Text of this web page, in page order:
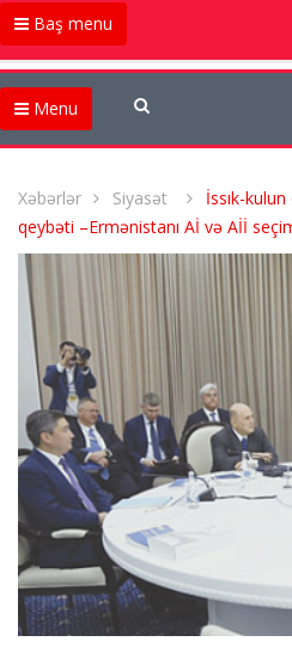
Baş menu
Menu
Xəbərlər Siyasət
İssık-
qeybəti –Ermənistanı Aİ və Aİİ